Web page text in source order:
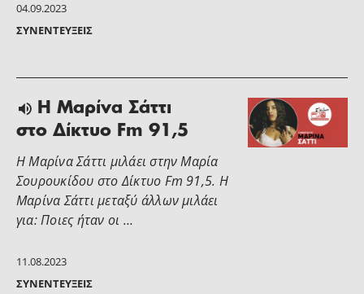
04.09.2023
ΣΥΝΕΝΤΕΎΞΕΙΣ
11.08.2023
ΣΥΝΕΝΤΕΎΞΕΙΣ
Η Μαρίνα Σάττι
στο Δίκτυο Fm 91,5
Η Μαρίνα Σάττι μιλάει στην Μαρία
Σουρουκίδου στο Δίκτυο Fm 91,5. Η
Μαρίνα Σάττι μεταξύ άλλων μιλάει
για: Ποιες ήταν οι …